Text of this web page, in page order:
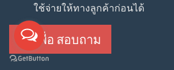
ใช้จ่ายให้ทางลูกค้าก่อนได้
กดเพื่อ สอบถาม